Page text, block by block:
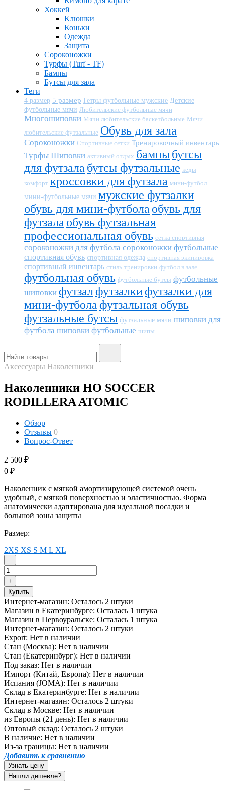
Хоккей
Клюшки
Коньки
Одежда
Защита
Сороконожки
Турфы (Turf - TF)
Бампы
Бутсы для зала
Теги
4 размер 5 размер Гетры футбольные мужские Детские
футбольные мячи Любительские футбольные мячи
Многошиповки Мячи любительские баскетбольные Мячи
любительские футзальные Обувь для зала
Сороконожки Спортивные сетки Тренировочный инвентарь
Турфы Шиповки активный отдых бампыбутсы
для футзала бутсы футзальные кеды
комфорт кроссовки для футзала мини-футбол
мини-футбольные мячи мужские футзалки
обувь для мини-футбола обувь для
футзала обувь футзальная
профессиональная обувь сетка спортивная
сороконожки для футбола сороконожки футбольные
спортивная обувь спортивная одежда спортивная экипировка
спортивный инвентарь стиль тренировки футбол в зале
футбольная обувь футбольные бутсы футбольные
шиповки футзалфутзалкифутзалки для
мини-футбола футзальная обувь
футзальные бутсы футзальные мячи шиповки для
футбола шиповки футбольные шипы
Аксессуары Наколенники
Наколенники HO SOCCER
RODILLERA ATOMIC
Обзор
Отзывы 0
Вопрос-Ответ
2 500 ₽
0 ₽
Наколенник с мягкой амортизирующей системой очень
удобный, с мягкой поверхностью и эластичностью. Форма
анатомически адаптирована для идеальной посадки и
большой зоны защиты
Размер:
2XS XS S M L XL
−
+
Купить
Интернет-магазин: Осталось 2 штуки
Магазин в Екатеринбурге: Осталась 1 штука
Магазин в Первоуральске: Осталась 1 штука
Интернет-магазин: Осталось 2 штуки
Export: Нет в наличии
Стан (Москва): Нет в наличии
Стан (Екатеринбург): Нет в наличии
Под заказ: Нет в наличии
Импорт (Китай, Европа): Нет в наличии
Испания (JOMA): Нет в наличии
Склад в Екатеринбурге: Нет в наличии
Интернет-магазин: Осталось 2 штуки
Склад в Москве: Нет в наличии
из Европы (21 день): Нет в наличии
Оптовый склад: Осталось 2 штуки
В наличие: Нет в наличии
Из-за границы: Нет в наличии
Добавить к сравнению
Узнать цену